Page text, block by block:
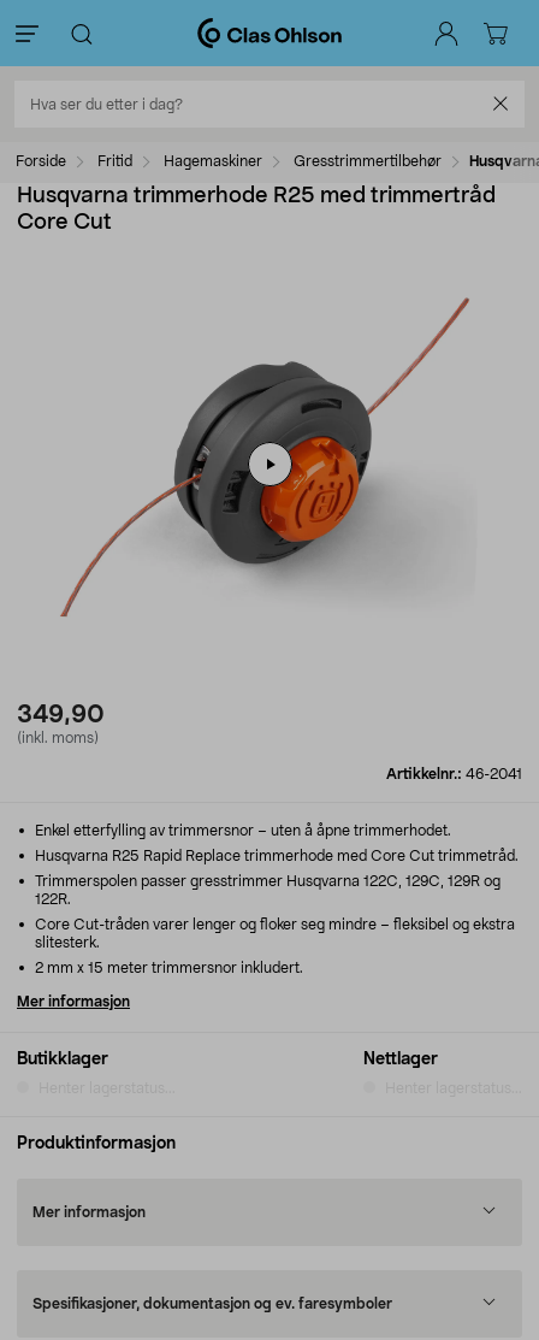
Forside Fritid Hagemaskiner Gresstrimmertilbehør
Husqvarna trimmerhode R25 med trimmertråd
Core Cut
349,90
(inkl. moms)
Artikkelnr.: 46-2041
Butikklager Nettlager
Enkel etterfylling av trimmersnor – uten å åpne trimmerhodet.
Husqvarna R25 Rapid Replace trimmerhode med Core Cut trimmetråd.
Trimmerspolen passer gresstrimmer Husqvarna 122C, 129C, 129R og
122R.
Core Cut-tråden varer lenger og floker seg mindre – fleksibel og ekstra
slitesterk.
2 mm x 15 meter trimmersnor inkludert.
Mer informasjon
Produktinformasjon
Mer informasjon
Spesifikasjoner, dokumentasjon og ev. faresymboler